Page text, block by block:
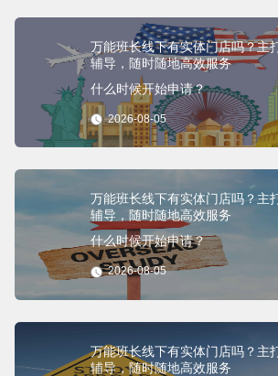
万能班长线下有实体门店吗？主
辅导，随时随地高效服务
什么时候开始申请？
2026-08-05
万能班长线下有实体门店吗？主
辅导，随时随地高效服务
什么时候开始申请？
2026-08-05
万能班长线下有实体门店吗？主
辅导，随时随地高效服务